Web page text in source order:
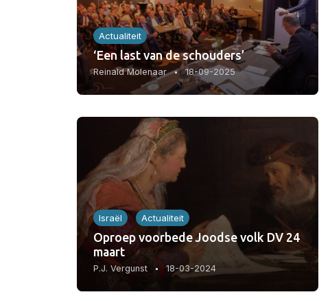
Actualiteit
‘Een last van de schouders’
Reinald Molenaar 18-09-2025
Israël Actualiteit
Oproep voorbede Joodse volk DV 24
maart
P.J. Vergunst 18-03-2024